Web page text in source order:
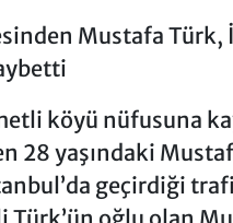
Mustafa
köyü nüfusuna
28 yaşındaki
geçirdiği